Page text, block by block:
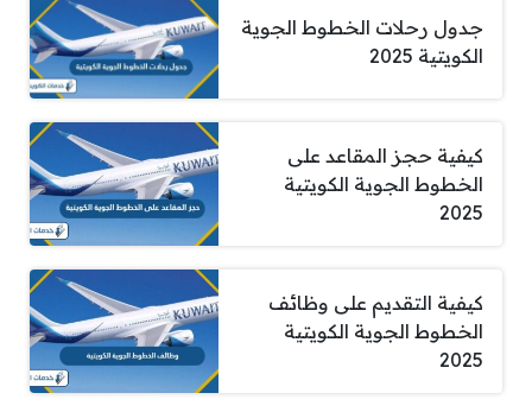
جدول رحلات الخطوط الجوية
الكويتية 2025
كيفية حجز المقاعد على
الخطوط الجوية الكويتية
2025
كيفية التقديم على وظائف
الخطوط الجوية الكويتية
2025